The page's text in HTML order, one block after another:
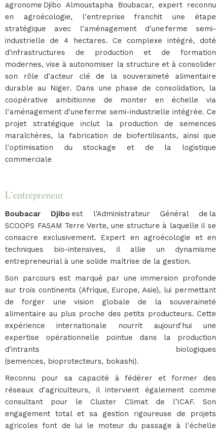
agronome Djibo Almoustapha Boubacar, expert reconnu
en agroécologie, l'entreprise franchit une étape
stratégique avec l'aménagement d'une ferme semi-
industrielle de 4 hectares. Ce complexe intégré, doté
d'infrastructures de production et de formation
modernes, vise à autonomiser la structure et à consolider
son rôle d'acteur clé de la souveraineté alimentaire
durable au Niger. Dans une phase de consolidation, la
coopérative ambitionne de monter en échelle via
l'aménagement d'une ferme semi-industrielle intégrée. Ce
projet stratégique inclut la production de semences
maraîchères, la fabrication de biofertilisants, ainsi que
l'optimisation du stockage et de la logistique
commerciale
L'entrepreneur
Boubacar Djibo est l'Administrateur Général de la
SCOOPS FASAM Terre Verte, une structure à laquelle il se
consacre exclusivement. Expert en agroécologie et en
techniques bio-intensives, il allie un dynamisme
entrepreneurial à une solide maîtrise de la gestion.
Son parcours est marqué par une immersion profonde
sur trois continents (Afrique, Europe, Asie), lui permettant
de forger une vision globale de la souveraineté
alimentaire au plus proche des petits producteurs. Cette
expérience internationale nourrit aujourd'hui une
expertise opérationnelle pointue dans la production
d'intrants biologiques
(semences, bioprotecteurs, bokashi).
Reconnu pour sa capacité à fédérer et former des
réseaux d'agriculteurs, il intervient également comme
consultant pour le Cluster Climat de l’ICAF. Son
engagement total et sa gestion rigoureuse de projets
agricoles font de lui le moteur du passage à l'échelle